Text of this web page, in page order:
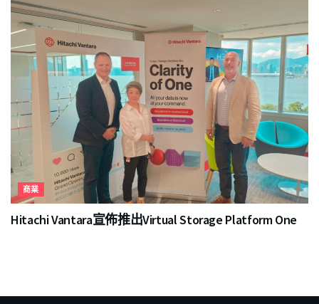
商業
Hitachi Vantara宣佈推出Virtual Storage Platform One